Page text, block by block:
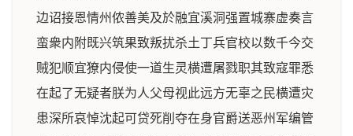
边诏接恩情州侬善美及於融宜溪洞强置城寨虚奏言
蛮衆内附既兴筑果致叛扰杀土丁兵官校以数千今交
贼犯顺宜獠内侵使一道生灵横遭屠戮职其致寇罪悉
在起了无疑者朕为人父母视此远方无辜之民横遭灾
患深所哀悼沈起可贷死削夺在身官爵送恶州军编管